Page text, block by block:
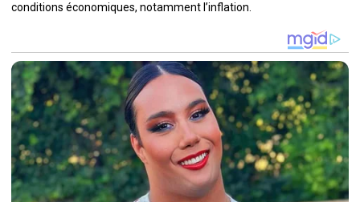
conditions économiques, notamment l’inflation.